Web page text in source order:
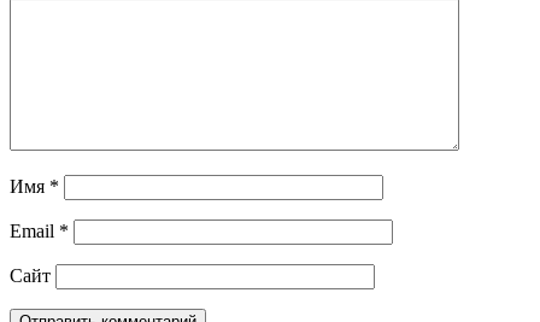
Имя *
Email *
Сайт